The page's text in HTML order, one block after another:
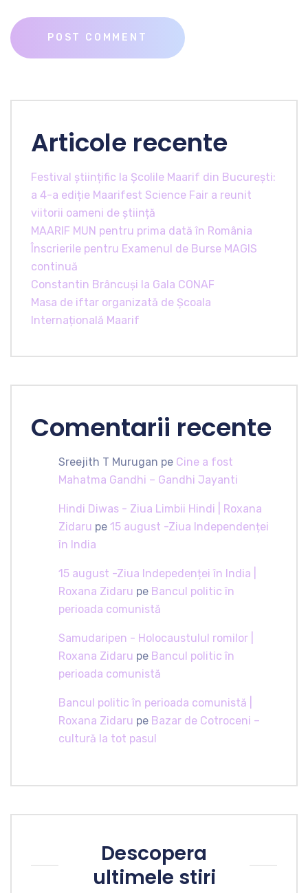
Articole recente
Festival științific la Școlile Maarif din București:
a 4-a ediție Maarifest Science Fair a reunit
viitorii oameni de știință
MAARIF MUN pentru prima dată în România
Înscrierile pentru Examenul de Burse MAGIS
continuă
Constantin Brâncuși la Gala CONAF
Masa de iftar organizată de Școala
Internațională Maarif
Comentarii recente
Sreejith T Murugan pe Cine a fost
Mahatma Gandhi – Gandhi Jayanti
Hindi Diwas - Ziua Limbii Hindi | Roxana
Zidaru pe 15 august -Ziua Independenței
în India
15 august -Ziua Indepedenței în India |
Roxana Zidaru pe Bancul politic în
perioada comunistă
Samudaripen - Holocaustulul romilor |
Roxana Zidaru pe Bancul politic în
perioada comunistă
Bancul politic în perioada comunistă |
Roxana Zidaru pe Bazar de Cotroceni –
cultură la tot pasul
Descopera
ultimele stiri